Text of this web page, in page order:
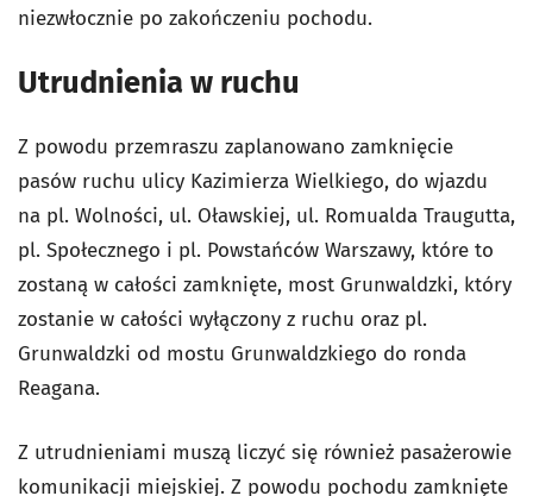
niezwłocznie po zakończeniu pochodu.
Utrudnienia w ruchu
Z powodu przemraszu zaplanowano zamknięcie
pasów ruchu ulicy Kazimierza Wielkiego, do wjazdu
na pl. Wolności, ul. Oławskiej, ul. Romualda Traugutta,
pl. Społecznego i pl. Powstańców Warszawy, które to
zostaną w całości zamknięte, most Grunwaldzki, który
zostanie w całości wyłączony z ruchu oraz pl.
Grunwaldzki od mostu Grunwaldzkiego do ronda
Reagana.
Z utrudnieniami muszą liczyć się również pasażerowie
komunikacji miejskiej. Z powodu pochodu zamknięte